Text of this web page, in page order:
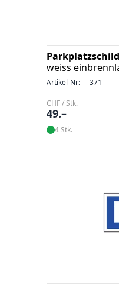
weiss
Artikel-Nr: 371
CHF / Stk.
49.–
4 Stk.